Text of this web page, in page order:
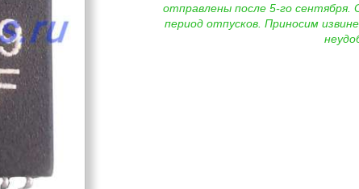
отправлены после 5-го сентября.
период отпусков. Приносим